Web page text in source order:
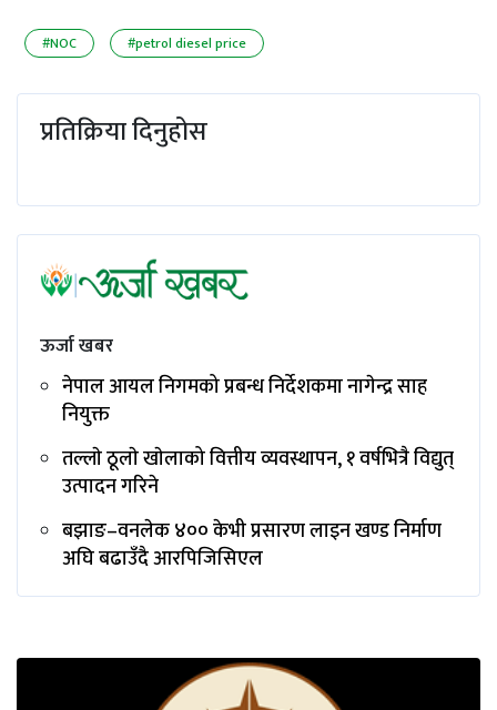
#NOC #petrol diesel price
प्रतिक्रिया दिनुहोस
ऊर्जा खबर
नेपाल आयल निगमको प्रबन्ध निर्देशकमा नागेन्द्र साह
नियुक्त
तल्लाे ठूलाे खाेलाको वित्तीय व्यवस्थापन, १ वर्षभित्रै विद्युत्
उत्पादन गरिने
बझाङ–वनलेक ४०० केभी प्रसारण लाइन खण्ड निर्माण
अघि बढाउँदै आरपिजिसिएल